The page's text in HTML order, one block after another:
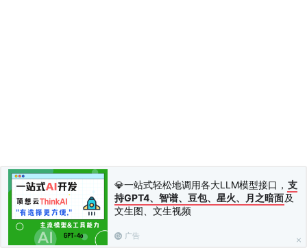
💎一站式轻松地调用各大LLM模型接口， 支
持GPT4、智谱、豆包、星火、月之暗面及
文生图、文生视频
广告